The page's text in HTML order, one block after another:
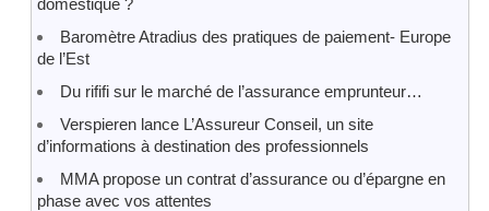
domestique ?
Baromètre Atradius des pratiques de paiement- Europe
de l’Est
Du rififi sur le marché de l’assurance emprunteur…
Verspieren lance L’Assureur Conseil, un site
d’informations à destination des professionnels
MMA propose un contrat d’assurance ou d’épargne en
phase avec vos attentes